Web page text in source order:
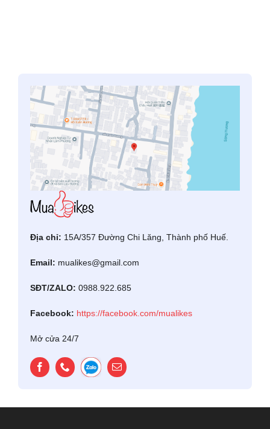
Địa chỉ: 15A/357 Đường Chi Lăng, Thành phố Huế.
Email: mualikes@gmail.com
SĐT/ZALO: 0988.922.685
Facebook: https://facebook.com/mualikes
Mở cửa 24/7